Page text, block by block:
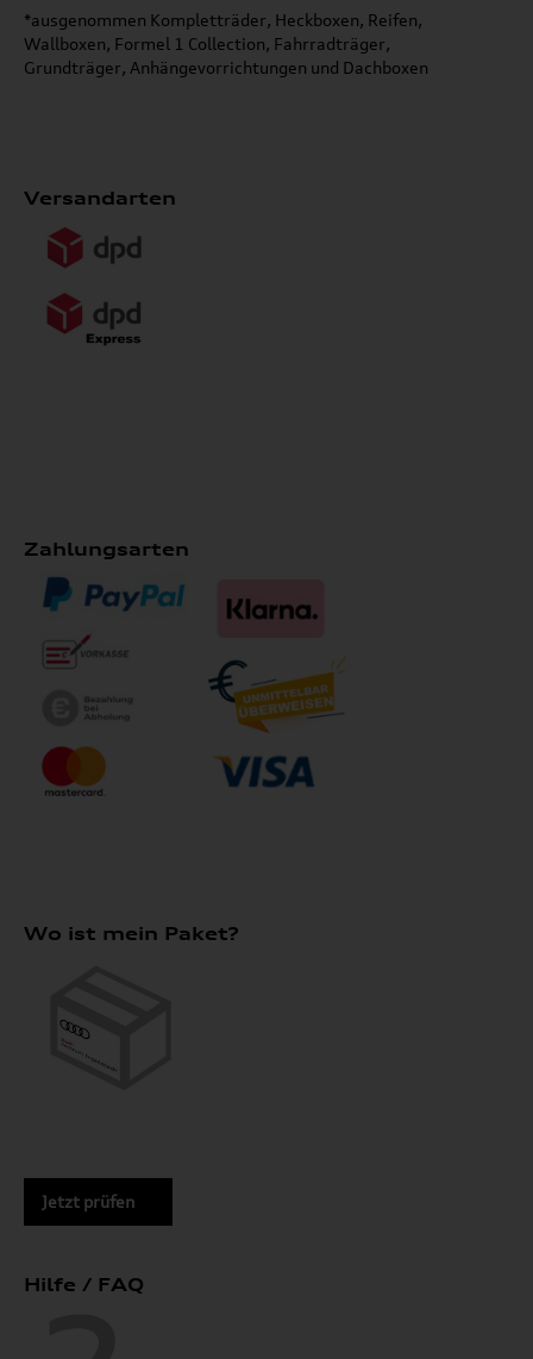
*ausgenommen Kompletträder, Heckboxen, Reifen,
Wallboxen, Formel 1 Collection, Fahrradträger,
Grundträger, Anhängevorrichtungen und Dachboxen
Versandarten
Zahlungsarten
Wo ist mein Paket?
Jetzt prüfen
Hilfe / FAQ